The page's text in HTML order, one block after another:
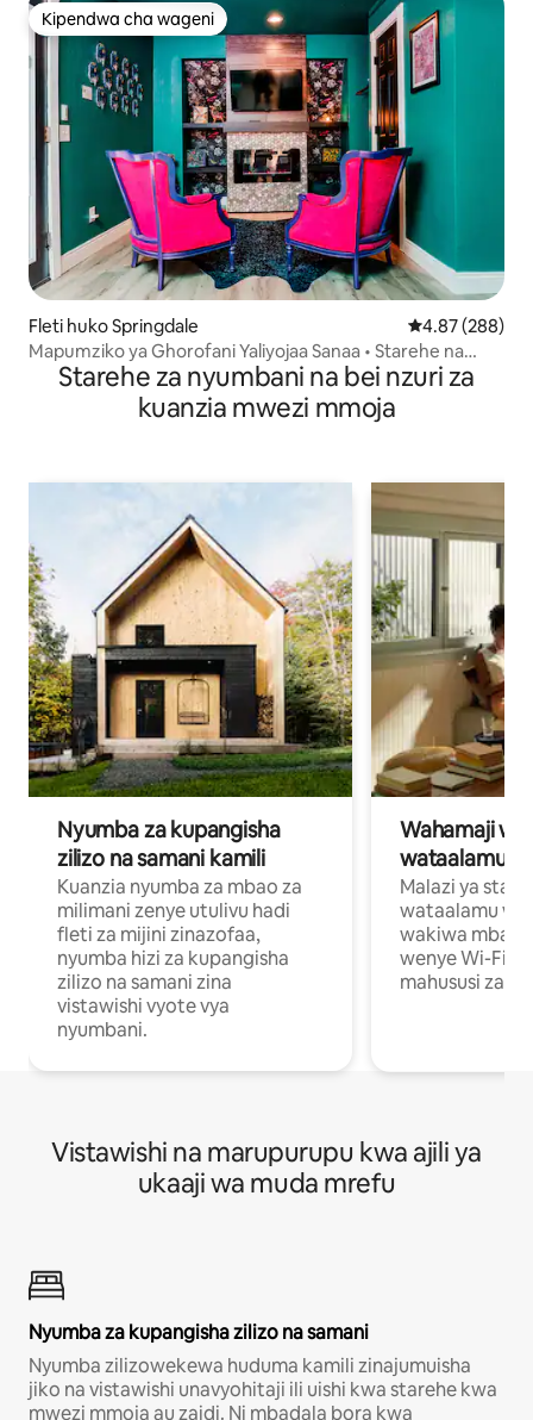
Kipendwa cha wageni
Kipendwa cha wageni
Fleti huko Springdale Ukadiriaji wa
4.87 (288)
Mapumziko ya Ghorofani Yaliyojaa Sanaa • Starehe na
Utulivu
Starehe za nyumbani na bei nzuri za
kuanzia mwezi mmoja
Nyumba za kupangisha
zilizo na samani kamili
Kuanzia nyumba za mbao za
milimani zenye utulivu hadi
fleti za mijini zinazofaa,
nyumba hizi za kupangisha
zilizo na samani zina
vistawishi vyote vya
nyumbani.
Wahamaji
wataalamu
Malazi ya
wataalamu
wakiwa mbali
wenye Wi-Fi
mahususi za
Vistawishi na marupurupu kwa ajili ya
ukaaji wa muda mrefu
Nyumba za kupangisha zilizo na samani
Nyumba zilizowekewa huduma kamili zinajumuisha
jiko na vistawishi unavyohitaji ili uishi kwa starehe kwa
mwezi mmoja au zaidi. Ni mbadala bora kwa